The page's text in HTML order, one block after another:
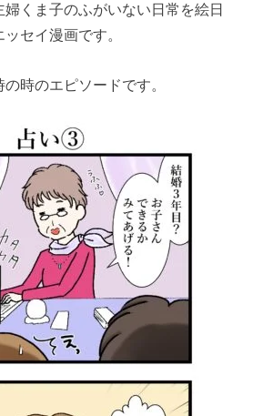
くま子のふがいない日常を絵日
セイ漫画です。
時のエピソードです。